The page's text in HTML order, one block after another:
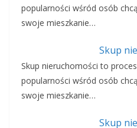
popularności wśród osób
swoje mieszkanie…
Skup
Skup nieruchomości to
popularności wśród osób
swoje mieszkanie…
Skup